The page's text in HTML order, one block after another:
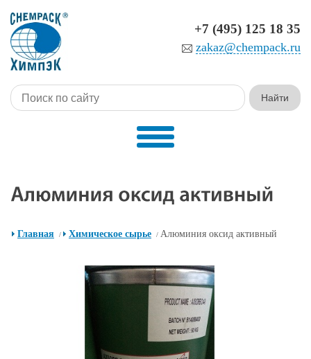
+7 (495) 125 18 35
zakaz@chempack.ru
Главная / Химическое сырье / Алюминия оксид активный